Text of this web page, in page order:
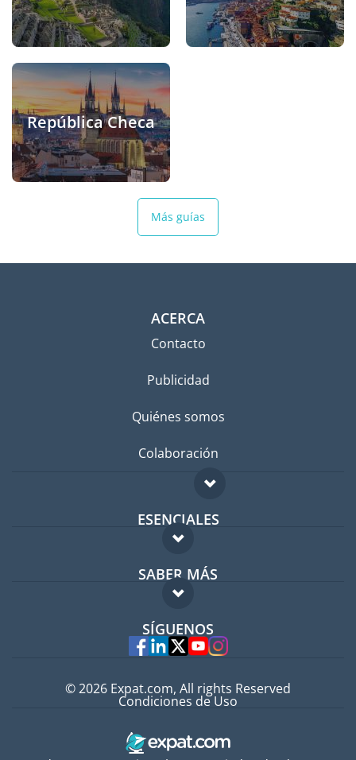
República Checa
Más guías
ACERCA
Contacto
Publicidad
Quiénes somos
Colaboración
ESENCIALES
Foro para expatriados
Guía para expatriados
Trabajos en el extranjero
SABER MÁS
FAQ
Expertos
SÍGUENOS
© 2026 Expat.com, All rights Reserved
Condiciones de Uso